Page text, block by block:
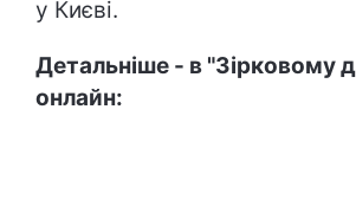
у Києві.
Детальніше - в "Зірковому
онлайн: